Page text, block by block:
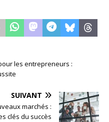
les entrepreneurs :
SUIVANT
marchés :
clés du succès